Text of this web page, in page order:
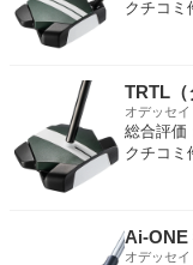
クチコミ
TRTL（
オデッセイ
総合評価
クチコミ
Ai-ONE
オデッセイ